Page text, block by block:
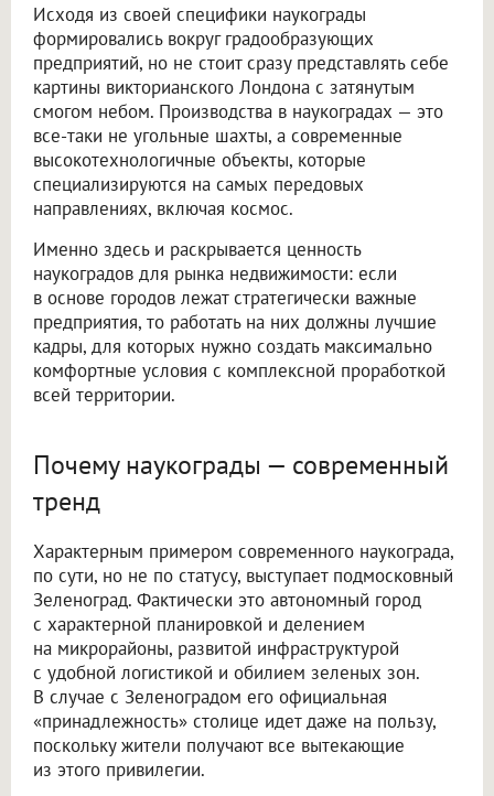
Исходя из своей специфики наукограды
формировались вокруг градообразующих
предприятий, но не стоит сразу представлять себе
картины викторианского Лондона с затянутым
смогом небом. Производства в наукоградах — это
все-таки не угольные шахты, а современные
высокотехнологичные объекты, которые
специализируются на самых передовых
направлениях, включая космос.
Именно здесь и раскрывается ценность
наукоградов для рынка недвижимости: если
в основе городов лежат стратегически важные
предприятия, то работать на них должны лучшие
кадры, для которых нужно создать максимально
комфортные условия с комплексной проработкой
всей территории.
Почему наукограды — современный
тренд
Характерным примером современного наукограда,
по сути, но не по статусу, выступает подмосковный
Зеленоград. Фактически это автономный город
с характерной планировкой и делением
на микрорайоны, развитой инфраструктурой
с удобной логистикой и обилием зеленых зон.
В случае с Зеленоградом его официальная
«принадлежность» столице идет даже на пользу,
поскольку жители получают все вытекающие
из этого привилегии.